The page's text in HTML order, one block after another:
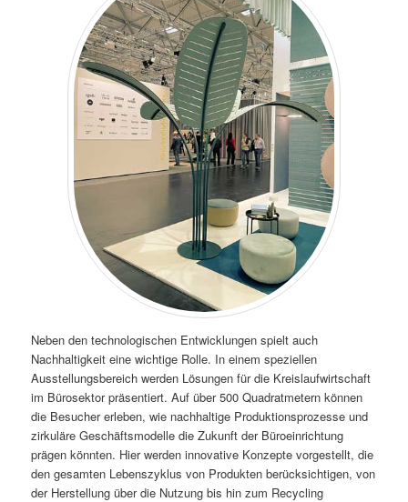
Neben den technologischen Entwicklungen spielt auch
Nachhaltigkeit eine wichtige Rolle. In einem speziellen
Ausstellungsbereich werden Lösungen für die Kreislaufwirtschaft
im Bürosektor präsentiert. Auf über 500 Quadratmetern können
die Besucher erleben, wie nachhaltige Produktionsprozesse und
zirkuläre Geschäftsmodelle die Zukunft der Büroeinrichtung
prägen könnten. Hier werden innovative Konzepte vorgestellt, die
den gesamten Lebenszyklus von Produkten berücksichtigen, von
der Herstellung über die Nutzung bis hin zum Recycling​